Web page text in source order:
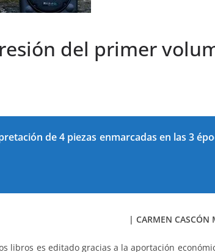
del primer
de 4 piezas enmarcadas en las 3
| CARMEN CASCÓN
libros es editado gracias a la aportación